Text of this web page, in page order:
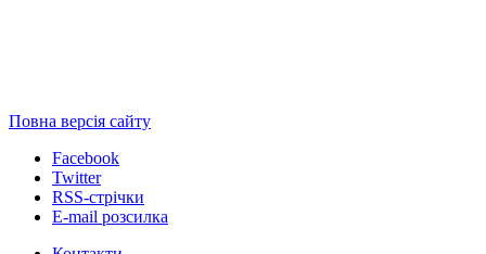
Повна версія сайту
Facebook
Twitter
RSS-стрічки
E-mail розсилка